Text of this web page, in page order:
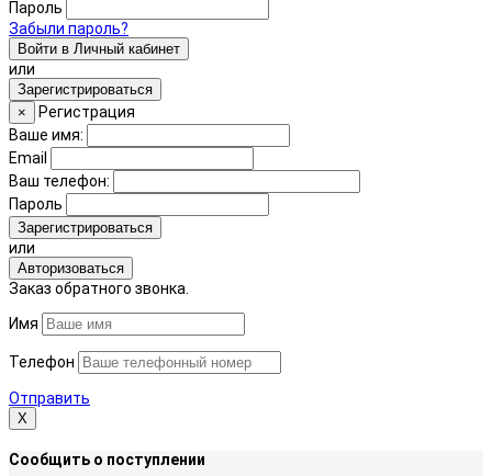
Пароль
Забыли пароль?
Войти в Личный кабинет
или
Зарегистрироваться
×
Регистрация
Ваше имя:
Email
Ваш телефон:
Пароль
Зарегистрироваться
или
Авторизоваться
Заказ обратного звонка.
Имя
Телефон
Отправить
Х
Сообщить о поступлении